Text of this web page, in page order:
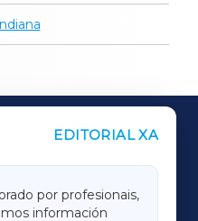
EDITORIAL XA
por profesionais,
información